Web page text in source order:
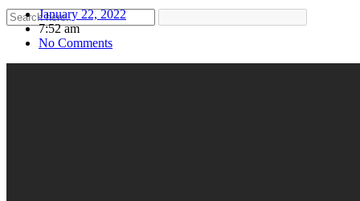
January 22, 2022
7:52 am
No Comments